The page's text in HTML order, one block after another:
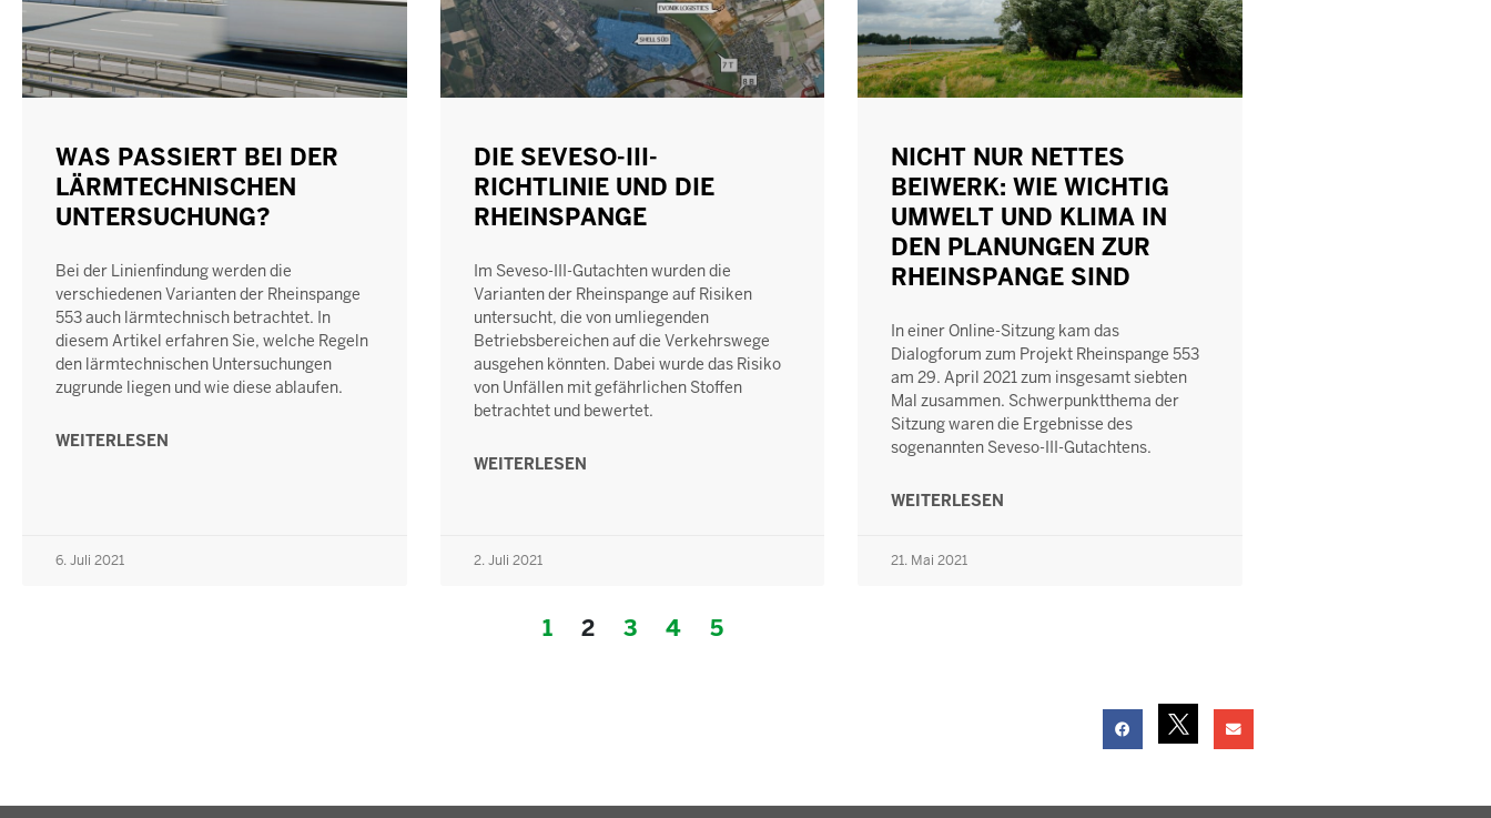
WAS PASSIERT BEI DER
LÄRMTECHNISCHEN
UNTERSUCHUNG?
Bei der Linienfindung werden die
verschiedenen Varianten der Rheinspange
553 auch lärmtechnisch betrachtet. In
diesem Artikel erfahren Sie, welche Regeln
den lärmtechnischen Untersuchungen
zugrunde liegen und wie diese ablaufen.
WEITERLESEN
6. Juli 2021
DIE SEVESO-III-
RICHTLINIE UND DIE
RHEINSPANGE
Im Seveso-III-Gutachten wurden die
Varianten der Rheinspange auf Risiken
untersucht, die von umliegenden
Betriebsbereichen auf die Verkehrswege
ausgehen könnten. Dabei wurde das Risiko
von Unfällen mit gefährlichen Stoffen
betrachtet und bewertet.
WEITERLESEN
2. Juli 2021
NICHT NUR NETTES
BEIWERK: WIE WICHTIG
UMWELT UND KLIMA IN
DEN PLANUNGEN ZUR
RHEINSPANGE SIND
In einer Online-Sitzung kam das
Dialogforum zum Projekt Rheinspange 553
am 29. April 2021 zum insgesamt siebten
Mal zusammen. Schwerpunktthema der
Sitzung waren die Ergebnisse des
sogenannten Seveso-III-Gutachtens.
WEITERLESEN
21. Mai 2021
1 2 3 4 5